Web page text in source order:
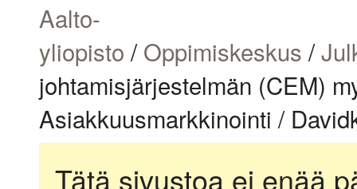
Aalto-
yliopisto /Oppimiskeskus /
johtamisjärjestelmän (CEM)
Asiakkuusmarkkinointi /
Tätä sivustoa ei enää